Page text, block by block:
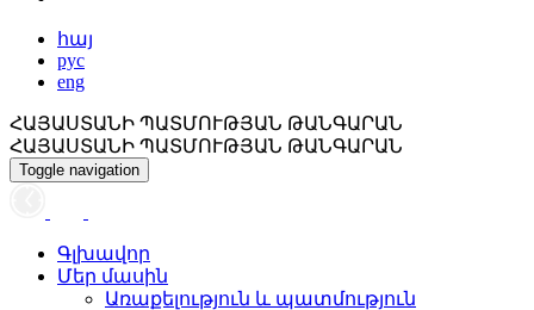
հայ
рус
eng
ՀԱՅԱՍՏԱՆԻ ՊԱՏՄՈՒԹՅԱՆ ԹԱՆԳԱՐԱՆ
ՀԱՅԱՍՏԱՆԻ ՊԱՏՄՈՒԹՅԱՆ ԹԱՆԳԱՐԱՆ
Toggle navigation
Գլխավոր
Մեր մասին
Առաքելություն և պատմություն